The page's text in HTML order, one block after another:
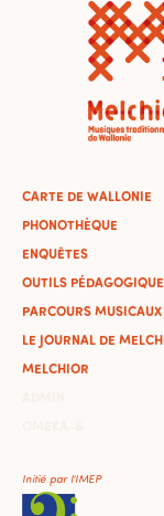
CARTE DE WALLONIE
PHONOTHÈQUE
ENQUÊTES
OUTILS
PARCOURS MUSICAUX
LE JOURNAL DE
MELCHIOR
Initié par l'IMEP